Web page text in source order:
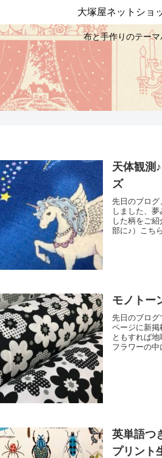
布と手作りのテー
大塚屋ネットショ
天体観測
ズ
先日のブログ
しました、
した柄をご
部に♪）こち
モノトー
先日のブログ
ページに新掲
ともすれば
フラワーの
英単語つ
プリント